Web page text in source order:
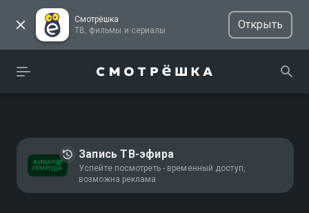
Смотрёшка
ТВ, фильмы и сериалы
Открыть
Запись ТВ-эфира
Успейте посмотреть - временный доступ,
возможна реклама